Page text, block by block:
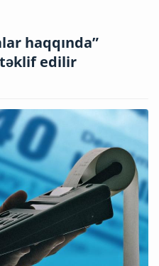
haqqında”
edilir